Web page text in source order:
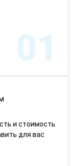
01
и стоимость
для вас